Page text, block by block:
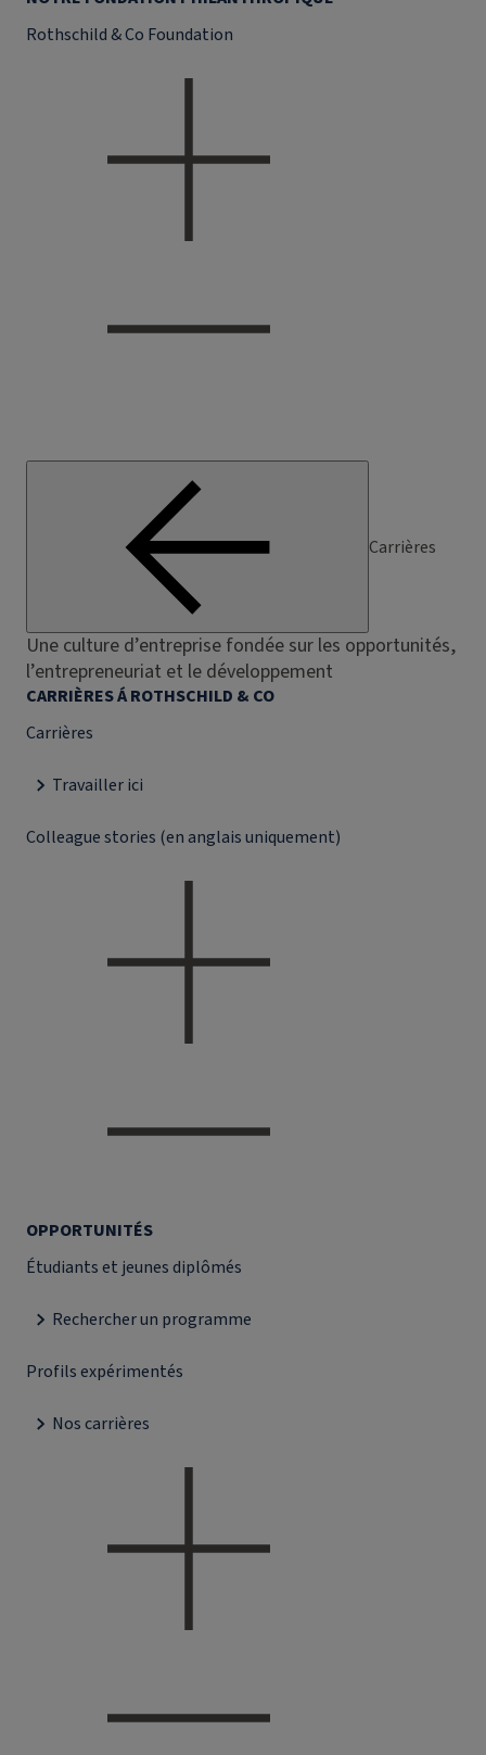
Rothschild & Co Foundation
Carrières
Une culture d’entreprise fondée sur les opportunités,
l’entrepreneuriat et le développement
CARRIÈRES Á ROTHSCHILD & CO
Carrières
Travailler ici
Colleague stories (en anglais uniquement)
OPPORTUNITÉS
Étudiants et jeunes diplômés
Rechercher un programme
Profils expérimentés
Nos carrières